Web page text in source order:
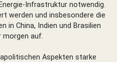
Infrastruktur notwendig.
werden und insbesondere die
in China, Indien und Brasilien
morgen auf.
Aspekten starke